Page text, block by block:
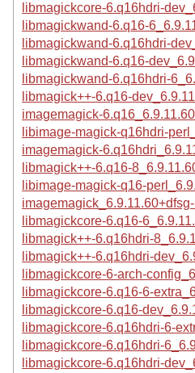
libmagickcore-6.q16hdri-
libmagickwand-6.q16-
libmagickwand-6.q16hdri-
libmagickwand-6.q16-
libmagickwand-6.q16hdri-
libmagick++-6.q16-
imagemagick-
libimage-magick-q16hdri-
imagemagick-
libmagick++-6.q16-
libimage-magick-q16-
libmagickcore-6.q16-
libmagick++-6.q16hdri-
libmagick++-6.q16hdri-
libmagickcore-6-arch-
libmagickcore-6.q16-6-
libmagickcore-6.q16-
libmagickcore-6.q16hdri-6-
libmagickcore-6.q16hdri-
libmagickcore-6.q16hdri-